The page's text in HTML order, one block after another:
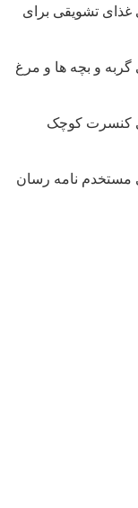
غذای تشویقی برای
گربه و بچه ها و مرغ
کنسرت کوچک
مستخدم نامه رسان